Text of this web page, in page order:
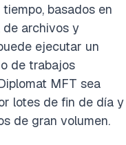
basados en
de archivos y
ejecutar un
de trabajos
MFT sea
lotes de fin de día y
de gran volumen.